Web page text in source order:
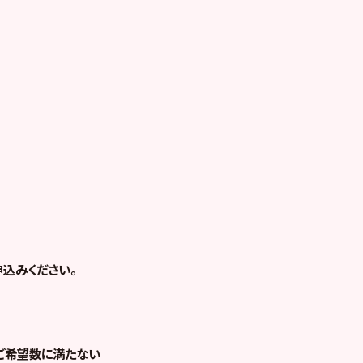
みください。
希望数に満たない